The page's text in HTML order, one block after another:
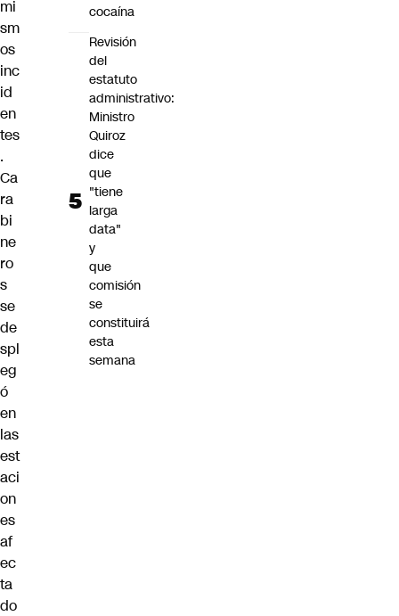
mi
sm
os
inc
id
en
tes
.
Ca
ra
bi
ne
ro
s
se
de
spl
eg
ó
en
las
est
aci
on
es
af
ec
ta
do
cocaína
Revisión
del
estatuto
administrativo:
Ministro
Quiroz
dice
que
"tiene
larga
data"
y
que
comisión
se
constituirá
esta
semana